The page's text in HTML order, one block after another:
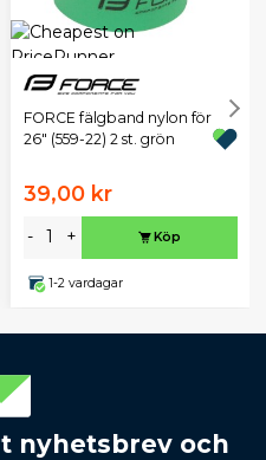
FORCE fälgband nylon för
26" (559-22) 2 st. grön
39,00 kr
- + Köp
1-2 vardagar
nyhetsbrev och